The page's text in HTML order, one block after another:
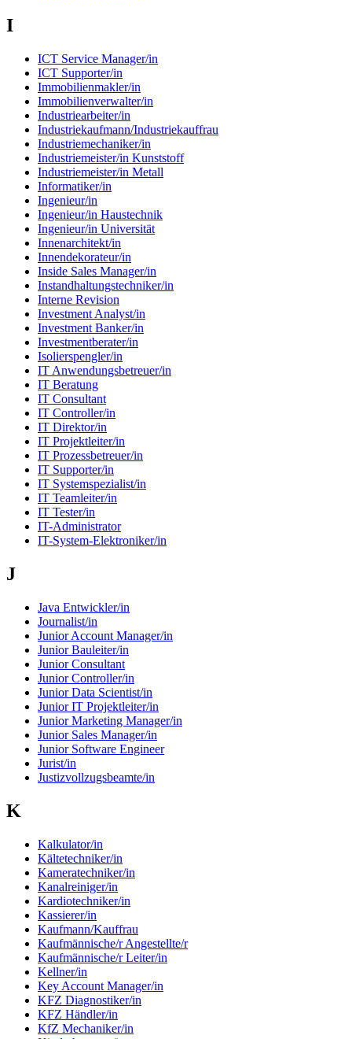
I
ICT Service Manager/in
ICT Supporter/in
Immobilienmakler/in
Immobilienverwalter/in
Industriearbeiter/in
Industriekaufmann/Industriekauffrau
Industriemechaniker/in
Industriemeister/in Kunststoff
Industriemeister/in Metall
Informatiker/in
Ingenieur/in
Ingenieur/in Haustechnik
Ingenieur/in Universität
Innenarchitekt/in
Innendekorateur/in
Inside Sales Manager/in
Instandhaltungstechniker/in
Interne Revision
Investment Analyst/in
Investment Banker/in
Investmentberater/in
Isolierspengler/in
IT Anwendungsbetreuer/in
IT Beratung
IT Consultant
IT Controller/in
IT Direktor/in
IT Projektleiter/in
IT Prozessbetreuer/in
IT Supporter/in
IT Systemspezialist/in
IT Teamleiter/in
IT Tester/in
IT-Administrator
IT-System-Elektroniker/in
J
Java Entwickler/in
Journalist/in
Junior Account Manager/in
Junior Bauleiter/in
Junior Consultant
Junior Controller/in
Junior Data Scientist/in
Junior IT Projektleiter/in
Junior Marketing Manager/in
Junior Sales Manager/in
Junior Software Engineer
Jurist/in
Justizvollzugsbeamte/in
K
Kalkulator/in
Kältetechniker/in
Kameratechniker/in
Kanalreiniger/in
Kardiotechniker/in
Kassierer/in
Kaufmann/Kauffrau
Kaufmännische/r Angestellte/r
Kaufmännische/r Leiter/in
Kellner/in
Key Account Manager/in
KFZ Diagnostiker/in
KFZ Händler/in
KfZ Mechaniker/in